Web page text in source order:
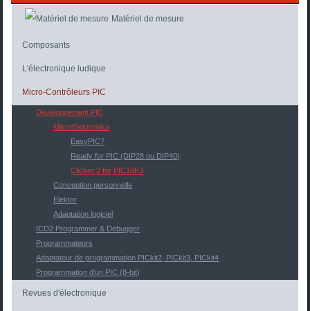
Matériel de mesure
Composants
L'électronique ludique
Micro-Contrôleurs PIC
Développement PIC
MikroElektronika
EasyPIC7
Ready for PIC (DIP28 ou DIP40)
Clicker 2 for PIC18FJ
Conception personnelle
Elektor
Adaptation logiciel
ICD2 Programmer & Debugger
Programmateurs
Adaptateur de programmation PICkit2, PICkit3, PICkit4
Programmation d'un PIC (8-bit)
Revues d'électronique